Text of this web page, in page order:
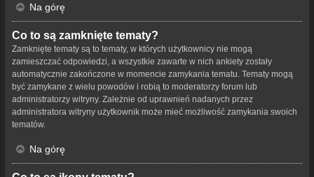
Na górę
Co to są zamknięte tematy?
Zamknięte tematy są to tematy, w których użytkownicy nie mogą
zamieszczać odpowiedzi, a wszystkie zawarte w nich ankiety zostały
automatycznie zakończone w momencie zamykania tematu. Tematy mogą
być zamykane z wielu powodów i robią to moderatorzy forum lub
administratorzy witryny. Zależnie od uprawnień nadanych przez
administratora witryny użytkownik może mieć możliwość zamykania swoich
tematów.
Na górę